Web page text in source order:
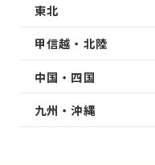
東北
甲信越・北陸
中国・四国
九州・沖縄